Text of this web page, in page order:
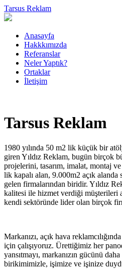
Tarsus Reklam
Anasayfa
Hakkkımızda
Referanslar
Neler Yaptık?
Ortaklar
İletişim
Tarsus Reklam
1980 yılında 50 m2 lik küçük bir
giren Yıldız Reklam, bugün birçok
projelerini, tasarım, imalat, montaj
lik kapalı alan, 9.000m2 açık
gelen firmalarından biridir. Yıldız
kalitesi ile hizmet verdiği müşterileri
kendi sektöründe lider olan birçok
Markanızı, açık hava
için çalışıyoruz. Ürettiğimiz her
yansıtmayı, markanızın gücünü
birikimimizle, işimize ve işinize